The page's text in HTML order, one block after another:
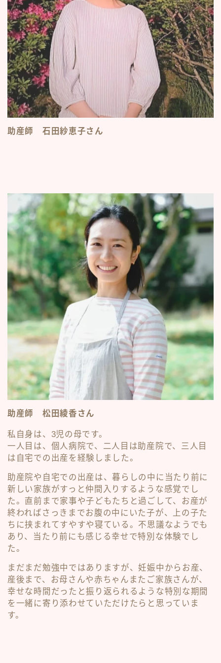
助産師 石田紗恵子さん
助産師 松田綾香さん
私自身は、3児の母です。
一人目は、個人病院で、二人目は助産院で、三人目
は自宅での出産を経験しました。
助産院や自宅での出産は、暮らしの中に当たり前に
新しい家族がすっと仲間入りするような感覚でし
た。直前まで家事や子どもたちと過ごして、お産が
終わればさっきまでお腹の中にいた子が、上の子た
ちに挟まれてすやすや寝ている。不思議なようでも
あり、当たり前にも感じる幸せで特別な体験でし
た。
まだまだ勉強中ではありますが、妊娠中からお産、
産後まで、お母さんや赤ちゃんまたご家族さんが、
幸せな時間だったと振り返られるような特別な期間
を一緒に寄り添わせていただけたらと思っていま
す。